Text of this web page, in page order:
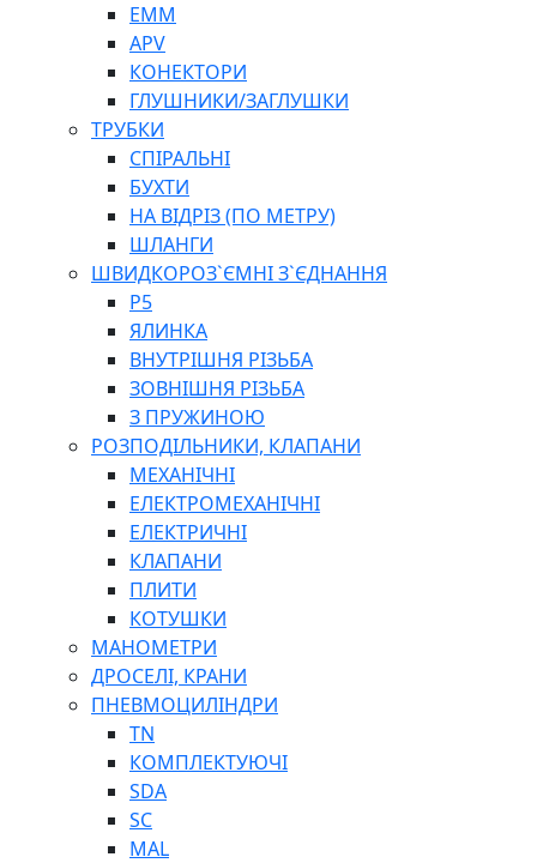
EMM
APV
КОНЕКТОРИ
ГЛУШНИКИ/ЗАГЛУШКИ
ТРУБКИ
СПІРАЛЬНІ
БУХТИ
НА ВІДРІЗ (ПО МЕТРУ)
ШЛАНГИ
ШВИДКОРОЗ`ЄМНІ З`ЄДНАННЯ
P5
ЯЛИНКА
ВНУТРІШНЯ РІЗЬБА
ЗОВНІШНЯ РІЗЬБА
З ПРУЖИНОЮ
РОЗПОДІЛЬНИКИ, КЛАПАНИ
МЕХАНІЧНІ
ЕЛЕКТРОМЕХАНІЧНІ
ЕЛЕКТРИЧНІ
КЛАПАНИ
ПЛИТИ
КОТУШКИ
МАНОМЕТРИ
ДРОСЕЛІ, КРАНИ
ПНЕВМОЦИЛІНДРИ
TN
КОМПЛЕКТУЮЧІ
SDA
SC
MAL